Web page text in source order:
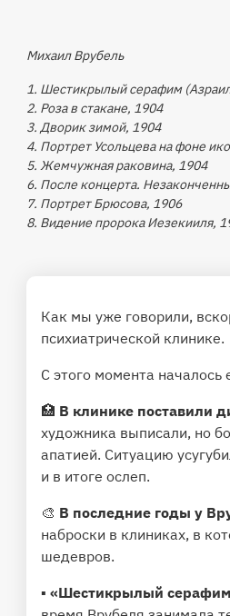
Михаил Врубель
1. Шестикрылый серафим
2. Роза в стакане, 1904
3. Дворик зимой, 1904
4. Портрет Усольцева на фоне
5. Жемчужная раковина, 1904
6. После концерта.
7. Портрет Брюсова, 1906
8. Видение пророка Иезекииля,
Как мы уже говорили,
психиатрической клинике.
С этого момента началось
🏥 В клинике поставили
художника выписали, но
апатией. Ситуацию
и в итоге ослеп.
🎨 В последние годы у
наброски в клиниках, в
шедевров.
▪️ «Шестикрылый